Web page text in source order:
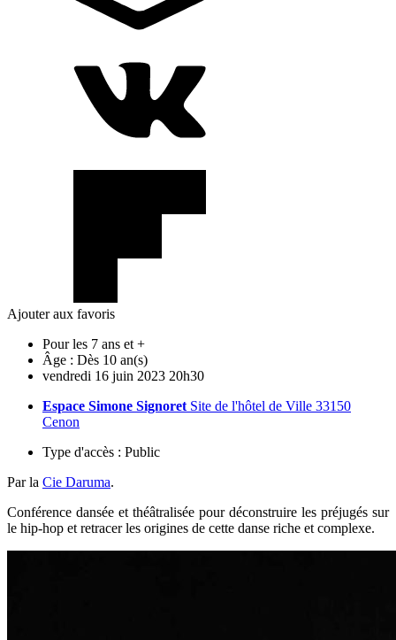
Ajouter aux favoris
Pour les 7 ans et +
Âge : Dès 10 an(s)
vendredi 16 juin 2023 20h30
Espace Simone Signoret Site de l'hôtel de Ville 33150
Cenon
Type d'accès : Public
Par la Cie Daruma.
Conférence dansée et théâtralisée pour déconstruire les préjugés sur
le hip-hop et retracer les origines de cette danse riche et complexe.